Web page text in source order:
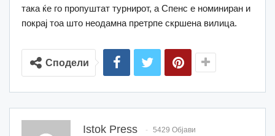
така ќе го пропуштат турнирот, а Спенс е номиниран и
покрај тоа што неодамна претрпе скршена вилица.
Сподели
Istok Press 5429 Објави